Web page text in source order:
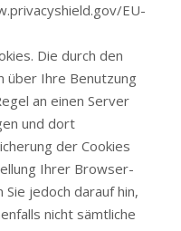
EU-
Die durch den
über Ihre Benutzung
an einen Server
und dort
der Cookies
Ihrer Browser-
jedoch darauf hin,
nicht sämtliche